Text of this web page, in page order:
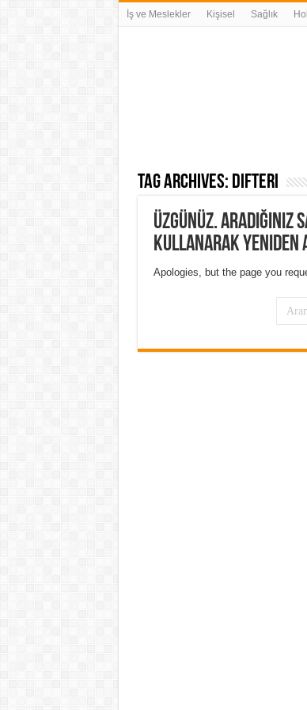
İş ve Meslekler Kişisel Sağlık
Tag Archives: difteri
Üzgünüz.
kullanarak yeniden
Apologies, but the page you